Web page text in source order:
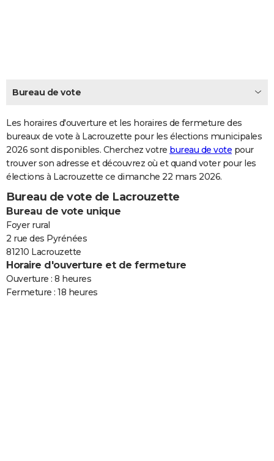
CARTE DE VOEUX
Dictionnaire
Biographies
Citations
Expressions
Proverbes
PROGRAMME TV
COPAINS D'AVANT
FORUM
Bricolage
Lifestyle
Culture
Sport
Auto
Television
Voyage
Cinema
Bureau de vote
Les horaires d'ouverture et les horaires de fermeture des
bureaux de vote à Lacrouzette pour les élections municipales
2026 sont disponibles. Cherchez votre bureau de vote pour
trouver son adresse et découvrez où et quand voter pour les
élections à Lacrouzette ce dimanche 22 mars 2026.
Bureau de vote de Lacrouzette
Bureau de vote unique
Foyer rural
2 rue des Pyrénées
81210 Lacrouzette
Horaire d'ouverture et de fermeture
Ouverture : 8 heures
Fermeture : 18 heures